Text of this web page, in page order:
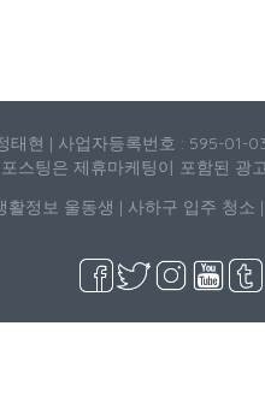
태현 | 사업자등록번호 : 595-01-
팅은 제휴마케팅이 포함된 광
활정보 울동생 | 사하구 입주 청소 |